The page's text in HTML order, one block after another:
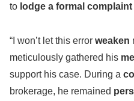
to lodge a formal complaint
“I won’t let this error weaken
meticulously gathered his
support his case. During a
brokerage, he remained